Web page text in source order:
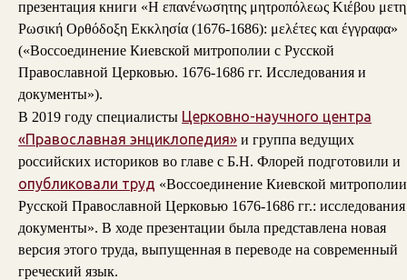
презентация книги «Η επανένωσητης μητροπόλεως Κιέβου μετη
Ρωσική Ορθόδοξη Εκκλησία (1676-1686): μελέτες και έγγραφα»
(«Воссоединение Киевской митрополии с Русской
Православной Церковью. 1676-1686 гг. Исследования и
документы»).
В 2019 году специалисты Церковно-научного центра
«Православная энциклопедия» и группа ведущих
российских историков во главе с Б.Н. Флорей подготовили и
опубликовали труд «Воссоединение Киевской
Русской Православной Церковью 1676-1686 гг.:
документы». В ходе презентации была представлена новая
версия этого труда, выпущенная в переводе на современный
греческий язык.